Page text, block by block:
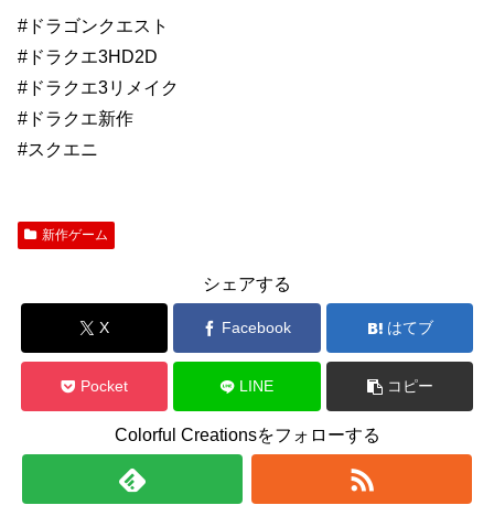
#ドラゴンクエスト
#ドラクエ3HD2D
#ドラクエ3リメイク
#ドラクエ新作
#スクエニ
新作ゲーム
シェアする
X Facebook はてブ
Pocket LINE コピー
Colorful Creationsをフォローする